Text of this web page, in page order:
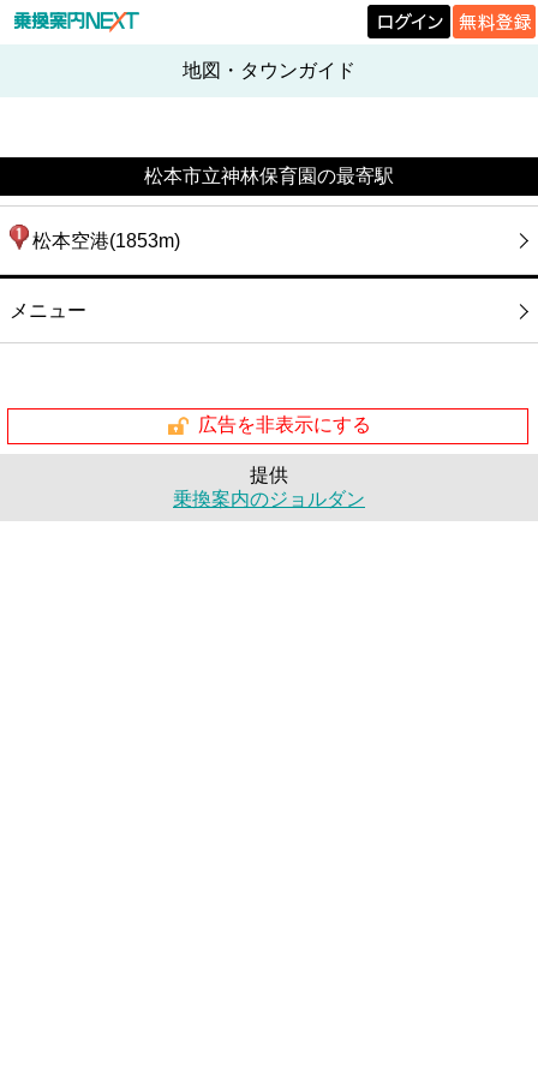
地図・タウンガイド
松本市立神林保育園の最寄駅
松本空港(1853m)
メニュー
広告を非表示にする
提供
乗換案内のジョルダン